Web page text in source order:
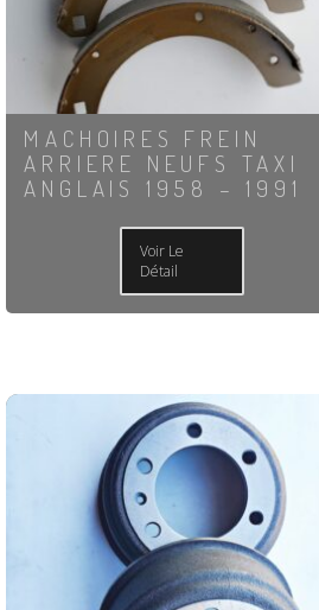
MACHOIRES FREIN
ARRIERE NEUFS TAXI
ANGLAIS 1958 – 1991
Voir Le
Détail